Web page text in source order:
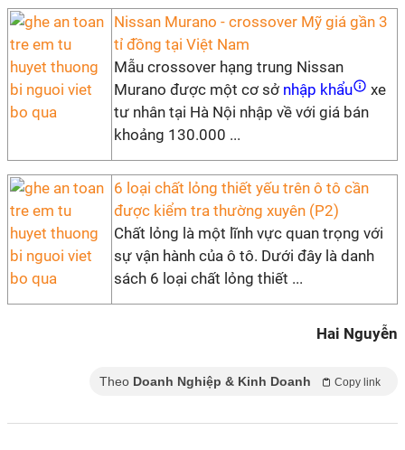
Nissan Murano - crossover Mỹ giá gần 3
tỉ đồng tại Việt Nam
Mẫu crossover hạng trung Nissan
Murano được một cơ sở nhập khẩu
xe
tư nhân tại Hà Nội nhập về với giá bán
khoảng 130.000 ...
6 loại chất lỏng thiết yếu trên ô tô cần
được kiểm tra thường xuyên (P2)
Chất lỏng là một lĩnh vực quan trọng với
sự vận hành của ô tô. Dưới đây là danh
sách 6 loại chất lỏng thiết ...
Hai Nguyễn
Theo Doanh Nghiệp & Kinh Doanh Copy link